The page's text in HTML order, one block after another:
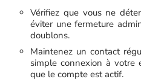
Vérifiez que vous ne
éviter une fermeture
doublons.
Maintenez un contact
simple connexion à votre
que le compte est actif.